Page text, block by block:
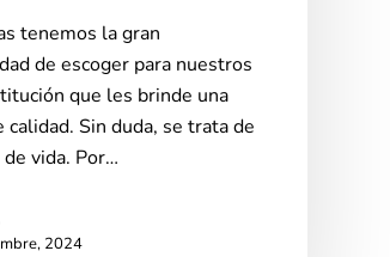
tenemos la gran
de escoger para nuestros
que les brinde una
calidad. Sin duda, se trata de
vida. Por…
2024